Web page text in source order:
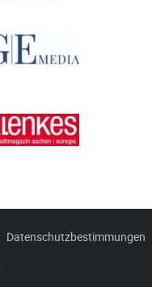
Datenschutzbestimmungen